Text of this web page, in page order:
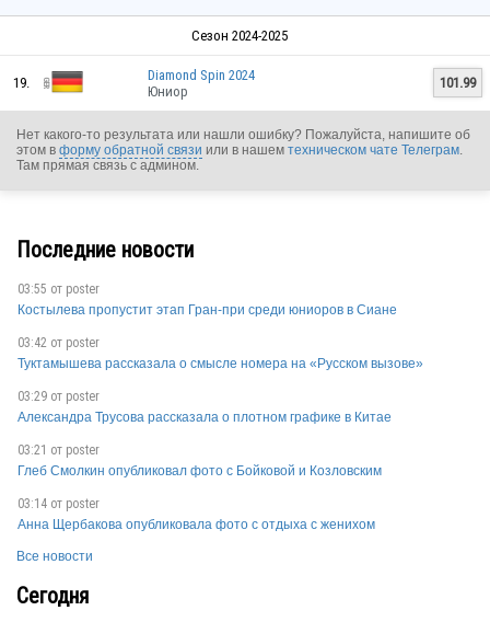
Сезон 2024-2025
19.
GER
Diamond Spin 2024
Юниор
101.99
Нет какого-то результата или нашли ошибку? Пожалуйста, напишите об
этом в форму обратной связи или в нашем техническом чате Телеграм.
Там прямая связь с админом.
Последние новости
03:55 от poster
Костылева пропустит этап Гран-при среди юниоров в Сиане
03:42 от poster
Туктамышева рассказала о смысле номера на «Русском вызове»
03:29 от poster
Александра Трусова рассказала о плотном графике в Китае
03:21 от poster
Глеб Смолкин опубликовал фото с Бойковой и Козловским
03:14 от poster
Анна Щербакова опубликовала фото с отдыха с женихом
Все новости
Сегодня